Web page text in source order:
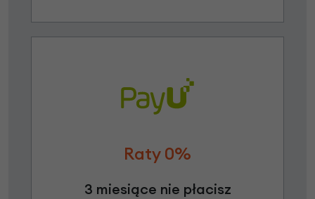
Raty 0%
3 miesiące nie płacisz